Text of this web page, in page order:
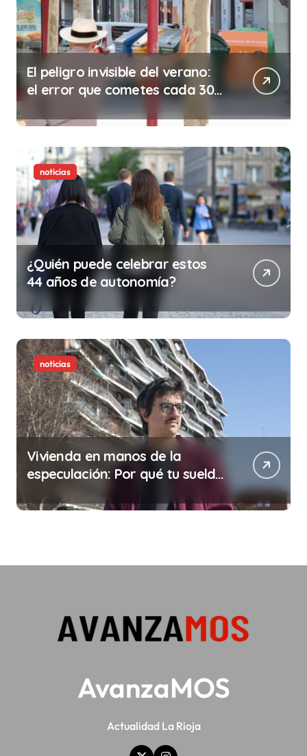
El peligro invisible del verano:
el error que cometes cada 30
minutos en tu trabajo (y la
ilegalidad que te puede costar
la vida)
noticias
¿Quién puede celebrar estos
44 años de autonomía?
noticias
Vivienda en manos de la
especulación: Por qué tu sueldo
AvanzaMOS
Actualidad La Rioja